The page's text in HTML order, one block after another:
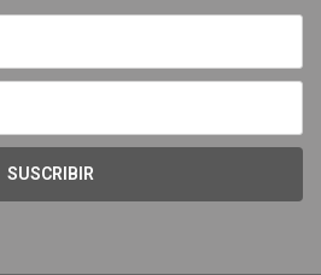
SUSCRIBIR